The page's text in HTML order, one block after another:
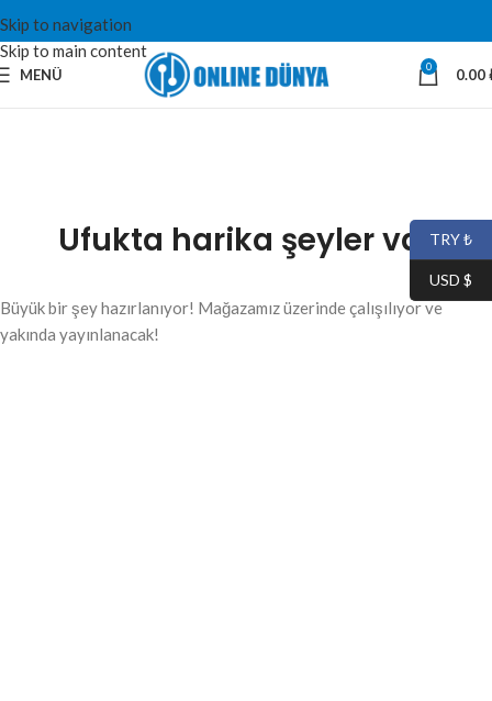
Skip to navigation
Skip to main content
MENÜ 0 0.00
Ufukta harika şeyler var
Büyük bir şey hazırlanıyor! Mağazamız üzerinde çalışılıyor ve
yakında yayınlanacak!
TRY ₺
USD $